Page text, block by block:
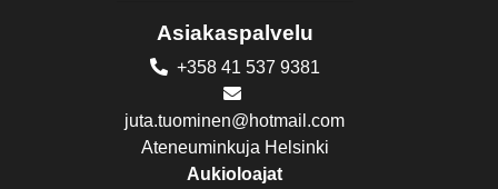
Asiakaspalvelu
+358 41 537 9381
juta.tuominen@hotmail.com
Ateneuminkuja Helsinki
Aukioloajat